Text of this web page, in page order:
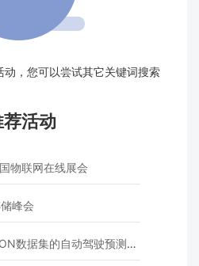
，您可以尝试其它关键词搜索
荐活动
物联网在线展会
峰会
集的自动驾驶预测模型挑战赛